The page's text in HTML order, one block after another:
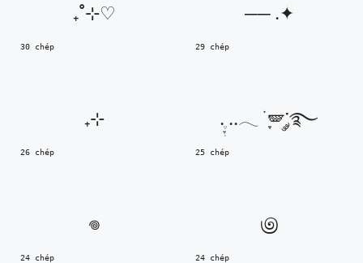
30 chép
₊˚⊹♡
29 chép
── .✦
26 chép
₊⊹
25 chép
ִֶָ. ..𓂃 ࣪ ִֶָ🪽་༘࿐
24 chép
𖦹
24 chép
಄